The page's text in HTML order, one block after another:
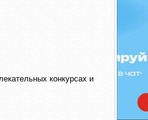
конкурсах и